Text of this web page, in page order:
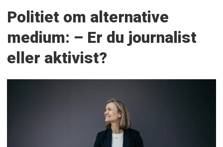
Politiet om alternative
medium: – Er du journalist
eller aktivist?